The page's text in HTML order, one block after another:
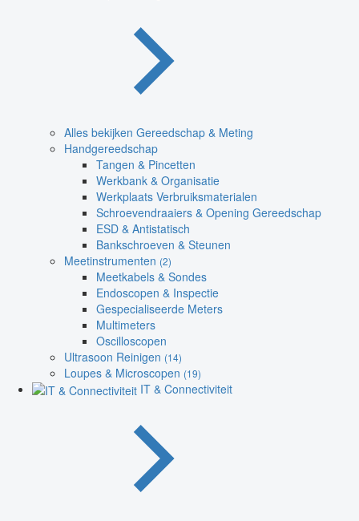
Alles bekijken Gereedschap & Meting
Handgereedschap
Tangen & Pincetten
Werkbank & Organisatie
Werkplaats Verbruiksmaterialen
Schroevendraaiers & Opening Gereedschap
ESD & Antistatisch
Bankschroeven & Steunen
Meetinstrumenten (2)
Meetkabels & Sondes
Endoscopen & Inspectie
Gespecialiseerde Meters
Multimeters
Oscilloscopen
Ultrasoon Reinigen (14)
Loupes & Microscopen (19)
IT & Connectiviteit